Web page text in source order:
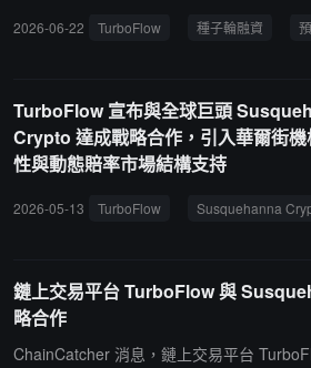
投。該輪融資於 3 月完成，結構為帶有代
該平台已運營測試版超六個月，註冊用戶
90 億美元。TurboFlow 目前員工超 30 人
持精幹運營。監管方面，創始人 Tony He
2026-06-22 TurboFlow 種子輪融資
TurboFlow 宣布與全球巨頭
Crypto 達成戰略合作，引入華爾街
性與動態賠率市場結構支持
2026-05-13 TurboFlow Susquehanna
鏈上交易平台 TurboFlow 與
略合作
ChainCatcher 消息，鏈上交易平台